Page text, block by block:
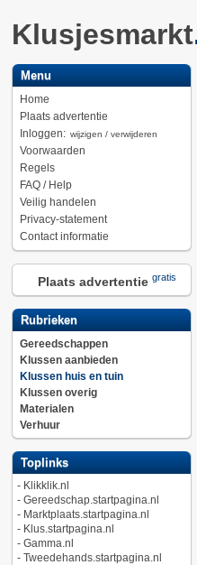
Klusjesmarkt
Menu
Home
Plaats advertentie
Inloggen: wijzigen / verwijderen
Voorwaarden
Regels
FAQ / Help
Veilig handelen
Privacy-statement
Contact informatie
Plaats advertentie gratis
Rubrieken
Gereedschappen
Klussen aanbieden
Klussen huis en tuin
Klussen overig
Materialen
Verhuur
Toplinks
- Klikklik.nl
- Gereedschap.startpagina.nl
- Marktplaats.startpagina.nl
- Klus.startpagina.nl
- Gamma.nl
- Tweedehands.startpagina.nl